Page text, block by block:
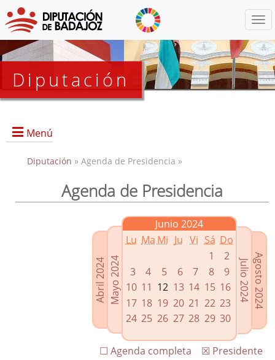
Diputación
Menú
Presidencia
Enlaces relacionados
Agenda de Presidencia
Plenos provinciales y Juntas de gobierno
Oficina de Proyectos Europeos
Diputación » Agenda de Presidencia »
Agenda de Presidencia
Abril 2024Mayo 2024
Junio 2024
Lu Ma Mi Ju Vi Sá Do
1
2
3
4 5 6 7 8
9
10 11 12 13 14 15 16
17 18 19 20 21 22 23
24 25 26 27 28 29 30
Agosto 2024
Julio 2024
☒ Presidente
☐ Agenda completa